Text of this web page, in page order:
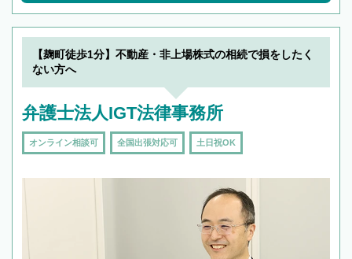
【麹町徒歩1分】不動産・非上場株式の相続で損をしたく
ない方へ
弁護士法人IGT法律事務所
オンライン相談可 全国出張対応可 土日祝OK